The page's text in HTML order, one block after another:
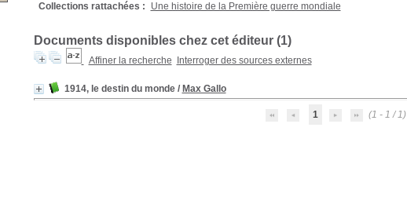
Collections rattachées :
Une histoire de la Première guerre mondiale
Documents disponibles chez cet éditeur (1)
Affiner la recherche Interroger des sources externes
1914, le destin du monde/ Max Gallo
1 (1 - 1 / 1)